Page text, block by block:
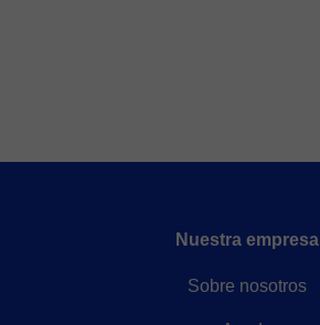
Nuestra empresa
Sobre nosotros